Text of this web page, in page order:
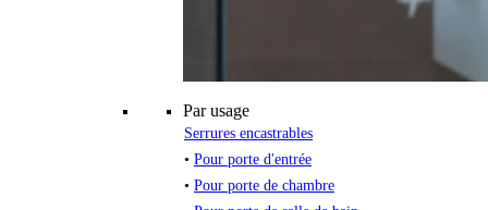
Par usage
Serrures encastrables
• Pour porte d'entrée
• Pour porte de chambre